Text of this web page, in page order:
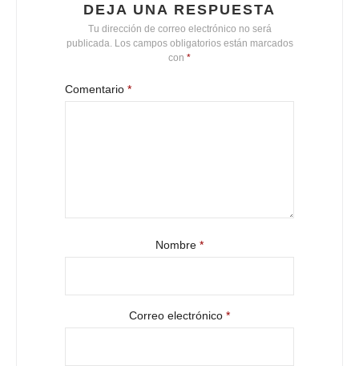
DEJA UNA RESPUESTA
Tu dirección de correo electrónico no será
publicada. Los campos obligatorios están marcados
con *
Comentario *
Nombre *
Correo electrónico *